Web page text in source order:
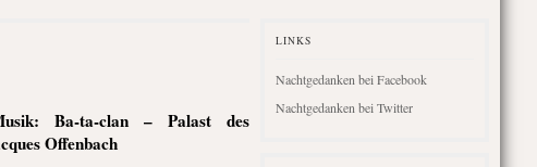
Ba-ta-clan – Palast des
Offenbach
LINKS
Nachtgedanken bei Facebook
Nachtgedanken bei Twitter